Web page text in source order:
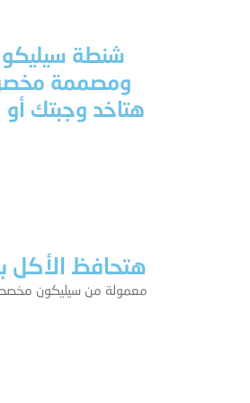
شنطة
ومصممة
هتاخد وجبتك
هتحافظ الأكل
معمولة من سيليكون